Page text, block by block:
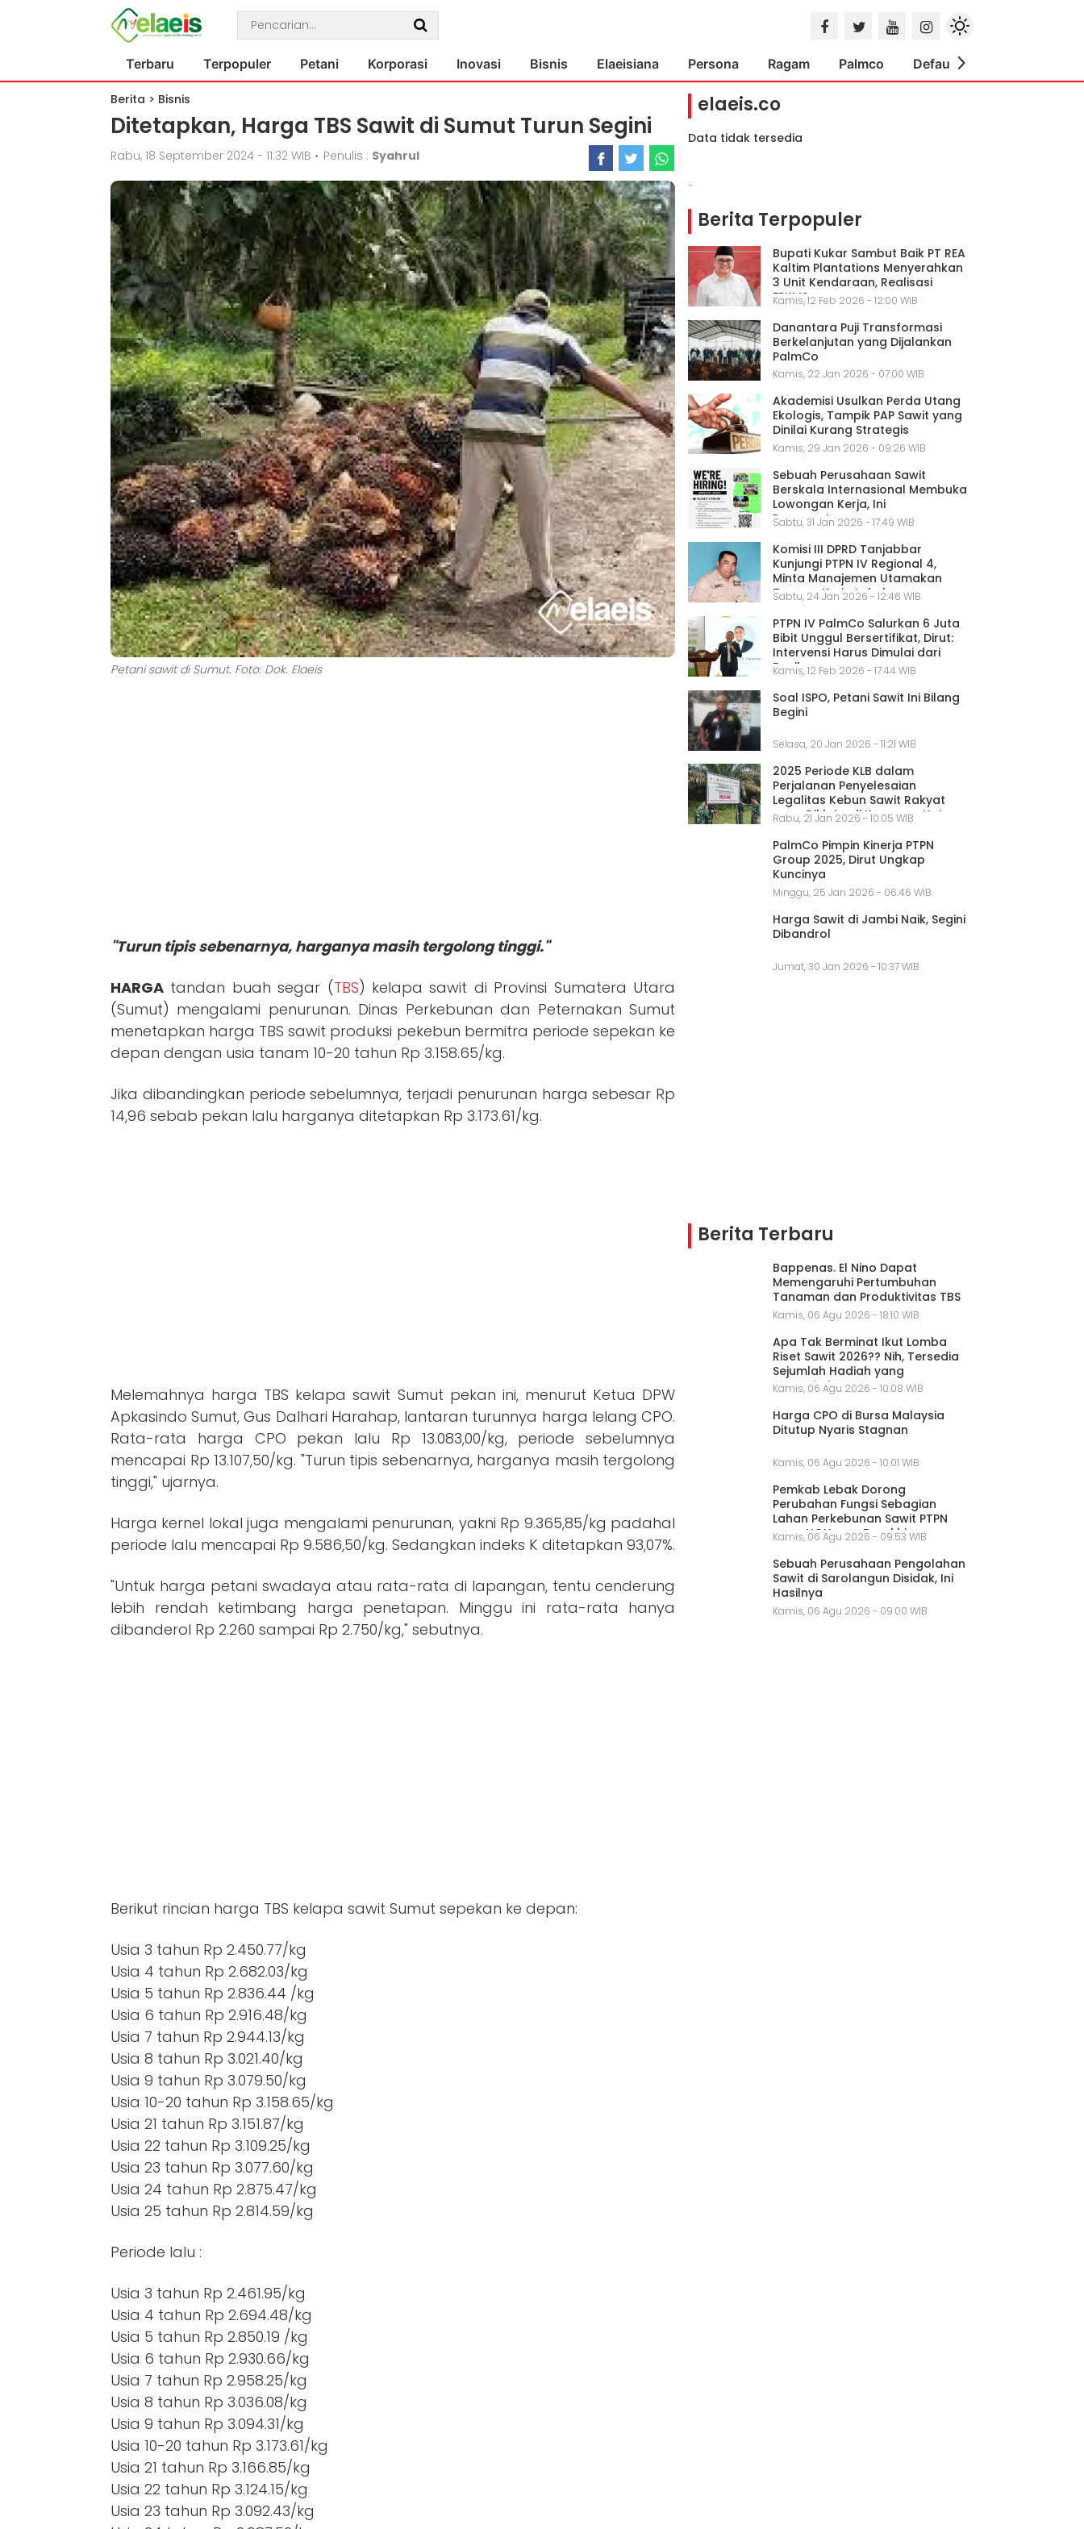
Terbaru Terpopuler Petani Korporasi Inovasi Bisnis Elaeisiana Persona Ragam Palmco Default
Berita > Bisnis
Ditetapkan, Harga TBS Sawit di Sumut Turun Segini
Rabu, 18 September 2024 - 11:32 WIB • Penulis : Syahrul
Petani sawit di Sumut. Foto: Dok. Elaeis
"Turun tipis sebenarnya, harganya masih tergolong tinggi."
HARGA tandan buah segar (TBS) kelapa sawit di Provinsi Sumatera Utara
(Sumut) mengalami penurunan. Dinas Perkebunan dan Peternakan Sumut
menetapkan harga TBS sawit produksi pekebun bermitra periode sepekan ke
depan dengan usia tanam 10-20 tahun Rp 3.158.65/kg.
Jika dibandingkan periode sebelumnya, terjadi penurunan harga sebesar Rp
14,96 sebab pekan lalu harganya ditetapkan Rp 3.173.61/kg.
Melemahnya harga TBS kelapa sawit Sumut pekan ini, menurut Ketua DPW
Apkasindo Sumut, Gus Dalhari Harahap, lantaran turunnya harga lelang CPO.
Rata-rata harga CPO pekan lalu Rp 13.083,00/kg, periode sebelumnya
mencapai Rp 13.107,50/kg. "Turun tipis sebenarnya, harganya masih tergolong
tinggi," ujarnya.
Harga kernel lokal juga mengalami penurunan, yakni Rp 9.365,85/kg padahal
periode lalu mencapai Rp 9.586,50/kg. Sedangkan indeks K ditetapkan 93,07%.
"Untuk harga petani swadaya atau rata-rata di lapangan, tentu cenderung
lebih rendah ketimbang harga penetapan. Minggu ini rata-rata hanya
dibanderol Rp 2.260 sampai Rp 2.750/kg," sebutnya.
Berikut rincian harga TBS kelapa sawit Sumut sepekan ke depan:
Usia 3 tahun Rp 2.450.77/kg
Usia 4 tahun Rp 2.682.03/kg
Usia 5 tahun Rp 2.836.44 /kg
Usia 6 tahun Rp 2.916.48/kg
Usia 7 tahun Rp 2.944.13/kg
Usia 8 tahun Rp 3.021.40/kg
Usia 9 tahun Rp 3.079.50/kg
Usia 10-20 tahun Rp 3.158.65/kg
Usia 21 tahun Rp 3.151.87/kg
Usia 22 tahun Rp 3.109.25/kg
Usia 23 tahun Rp 3.077.60/kg
Usia 24 tahun Rp 2.875.47/kg
Usia 25 tahun Rp 2.814.59/kg
Periode lalu :
Usia 3 tahun Rp 2.461.95/kg
Usia 4 tahun Rp 2.694.48/kg
Usia 5 tahun Rp 2.850.19 /kg
Usia 6 tahun Rp 2.930.66/kg
Usia 7 tahun Rp 2.958.25/kg
Usia 8 tahun Rp 3.036.08/kg
Usia 9 tahun Rp 3.094.31/kg
Usia 10-20 tahun Rp 3.173.61/kg
Usia 21 tahun Rp 3.166.85/kg
Usia 22 tahun Rp 3.124.15/kg
Usia 23 tahun Rp 3.092.43/kg
elaeis.co
Data tidak tersedia
-
Berita Terpopuler
Bupati Kukar Sambut Baik PT REA
Kaltim Plantations Menyerahkan
3 Unit Kendaraan, Realisasi
FPKMS
Kamis, 12 Feb 2026 - 12:00 WIB
Danantara Puji Transformasi
Berkelanjutan yang Dijalankan
PalmCo
Kamis, 22 Jan 2026 - 07:00 WIB
Akademisi Usulkan Perda Utang
Ekologis, Tampik PAP Sawit yang
Dinilai Kurang Strategis
Kamis, 29 Jan 2026 - 09:26 WIB
Sebuah Perusahaan Sawit
Berskala Internasional Membuka
Lowongan Kerja, Ini
Persyaratannya
Sabtu, 31 Jan 2026 - 17:49 WIB
Komisi III DPRD Tanjabbar
Kunjungi PTPN IV Regional 4,
Minta Manajemen Utamakan
Tenaga Kerja Lokal
Sabtu, 24 Jan 2026 - 12:46 WIB
PTPN IV PalmCo Salurkan 6 Juta
Bibit Unggul Bersertifikat, Dirut:
Intervensi Harus Dimulai dari
Benih
Kamis, 12 Feb 2026 - 17:44 WIB
Soal ISPO, Petani Sawit Ini Bilang
Begini
Selasa, 20 Jan 2026 - 11:21 WIB
2025 Periode KLB dalam
Perjalanan Penyelesaian
Legalitas Kebun Sawit Rakyat
yang Diklaim di Kawasan Hutan
Rabu, 21 Jan 2026 - 10:05 WIB
PalmCo Pimpin Kinerja PTPN
Group 2025, Dirut Ungkap
Kuncinya
Minggu, 25 Jan 2026 - 06:46 WIB
Harga Sawit di Jambi Naik, Segini
Dibandrol
Jumat, 30 Jan 2026 - 10:37 WIB
Berita Terbaru
Bappenas. El Nino Dapat
Memengaruhi Pertumbuhan
Tanaman dan Produktivitas TBS
Kamis, 06 Agu 2026 - 18:10 WIB
Apa Tak Berminat Ikut Lomba
Riset Sawit 2026?? Nih, Tersedia
Sejumlah Hadiah yang
Menggiurkan
Kamis, 06 Agu 2026 - 10:08 WIB
Harga CPO di Bursa Malaysia
Ditutup Nyaris Stagnan
Kamis, 06 Agu 2026 - 10:01 WIB
Pemkab Lebak Dorong
Perubahan Fungsi Sebagian
Lahan Perkebunan Sawit PTPN
yang HGU-nya Berakhir
Kamis, 06 Agu 2026 - 09:53 WIB
Sebuah Perusahaan Pengolahan
Sawit di Sarolangun Disidak, Ini
Hasilnya
Kamis, 06 Agu 2026 - 09:00 WIB